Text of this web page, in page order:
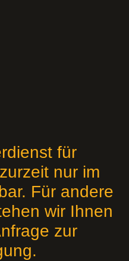
für
nur im
Für andere
wir Ihnen
zur